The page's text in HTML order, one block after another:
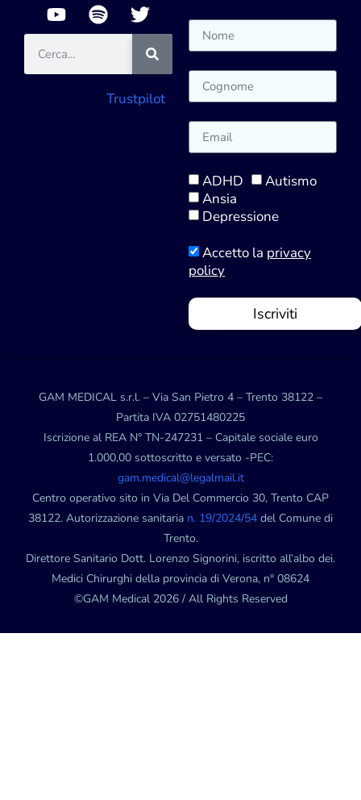
Trustpilot
ADHD
Autismo
Ansia
Depressione
Accetto la privacy
policy
Iscriviti
GAM MEDICAL s.r.l. – Via San Pietro 4 – Trento 38122 –
Partita IVA 02751480225
Iscrizione al REA N° TN-247231 – Capitale sociale euro
1.000,00 sottoscritto e versato -PEC:
gam.medical@legalmail.it
Centro operativo sito in Via Del Commercio 30, Trento CAP
38122. Autorizzazione sanitaria n. 19/2024/54 del Comune di
Trento.
Direttore Sanitario Dott. Lorenzo Signorini, iscritto all’albo dei.
Medici Chirurghi della provincia di Verona, n° 08624
©GAM Medical 2026 / All Rights Reserved